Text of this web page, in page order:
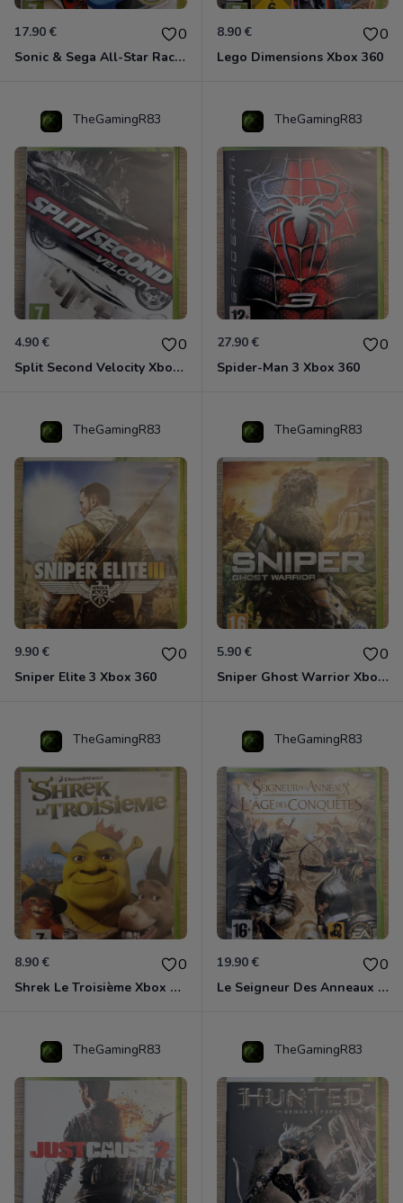
17.90 € 0
Sonic & Sega All-Star Racing - Transformed Xbox 360
8.90 € 0
Lego Dimensions Xbox 360
TheGamingR83
4.90 € 0
Split Second Velocity Xbox 360
TheGamingR83
27.90 € 0
Spider-Man 3 Xbox 360
TheGamingR83
9.90 € 0
Sniper Elite 3 Xbox 360
TheGamingR83
5.90 € 0
Sniper Ghost Warrior Xbox 360
TheGamingR83
8.90 € 0
Shrek Le Troisième Xbox 360
TheGamingR83
19.90 € 0
Le Seigneur Des Anneaux - L'âge Des Conquêtes Xbox 360
TheGamingR83 TheGamingR83